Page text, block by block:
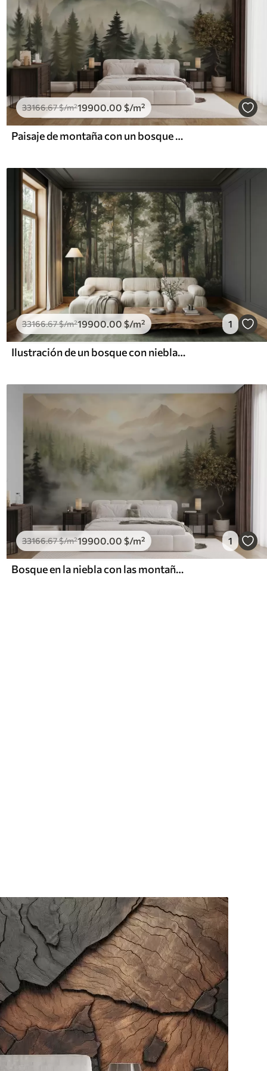
33166.67$/m²19900 .00 $/m²
Paisaje de montaña con un bosque de pinos y montañas en capas durante el amanecer con niebla ligera acuarela imitación arte
33166.67$/m²19900.00 $/m² 1
Ilustración de un bosque con niebla, árboles altos y un sendero.
33166.67$/m²19900 .00 $/m² 1
Bosque en la niebla con las montañas como telón de fondo